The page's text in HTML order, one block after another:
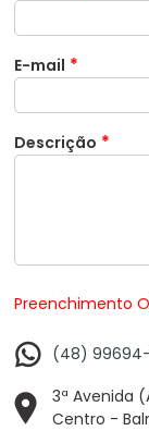
E-mail *
Descrição *
Preenchimento
(48)
3ª Avenida
Centro -